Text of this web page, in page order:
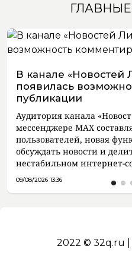
В канале «Новостей
появилась
публикации
Аудитория канала
мессенджере MAX
пользователей, новая
обсуждать новости и
нестабильном интернет-
09/08/2026 13:36
2022 © 32q.ru |